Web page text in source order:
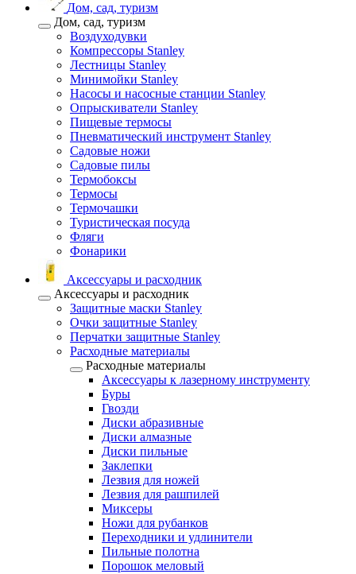
Дом, сад, туризм
Дом, сад, туризм
Воздуходувки
Компрессоры Stanley
Лестницы Stanley
Минимойки Stanley
Насосы и насосные станции Stanley
Опрыскиватели Stanley
Пищевые термосы
Пневматический инструмент Stanley
Садовые ножи
Садовые пилы
Термобоксы
Термосы
Термочашки
Туристическая посуда
Фляги
Фонарики
Аксессуары и расходник
Аксессуары и расходник
Защитные маски Stanley
Очки защитные Stanley
Перчатки защитные Stanley
Расходные материалы
Расходные материалы
Аксессуары к лазерному инструменту
Буры
Гвозди
Диски абразивные
Диски алмазные
Диски пильные
Заклепки
Лезвия для ножей
Лезвия для рашпилей
Миксеры
Ножи для рубанков
Переходники и удлинители
Пильные полотна
Порошок меловый